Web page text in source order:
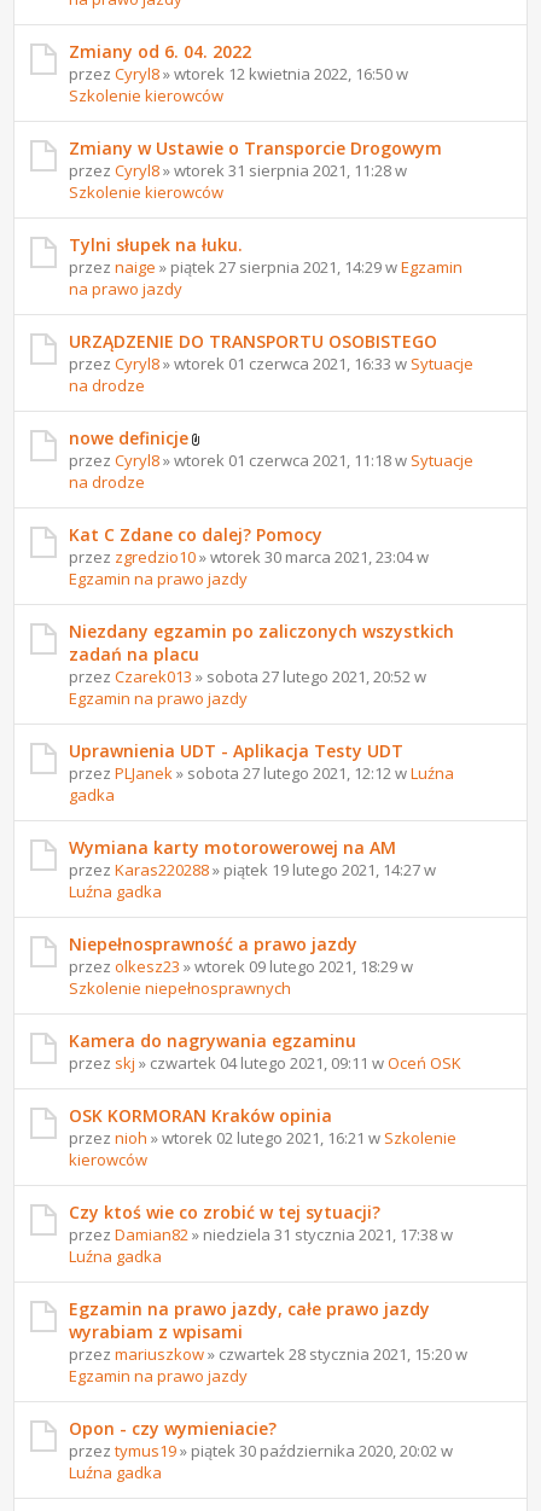
Zmiany od 6. 04. 2022
przezCyryl8» wtorek 12 kwietnia 2022, 16:50 w
Szkolenie kierowców
Zmiany w Ustawie o Transporcie Drogowym
przezCyryl8» wtorek 31 sierpnia 2021, 11:28 w
Szkolenie kierowców
Tylni słupek na łuku.
przeznaige » piątek 27 sierpnia 2021, 14:29 wEgzamin
na prawo jazdy
URZĄDZENIE DO TRANSPORTU OSOBISTEGO
przezCyryl8» wtorek 01 czerwca 2021, 16:33 w Sytuacje
na drodze
nowe definicje
przezCyryl8» wtorek 01 czerwca 2021, 11:18 w Sytuacje
na drodze
Kat C Zdane co dalej? Pomocy
przez zgredzio10» wtorek 30 marca 2021, 23:04 w
Egzamin na prawo jazdy
Niezdany egzamin po zaliczonych wszystkich
zadań na placu
przezCzarek013 » sobota 27 lutego 2021, 20:52 w
Egzamin na prawo jazdy
Uprawnienia UDT - Aplikacja Testy UDT
przezPLJanek » sobota 27 lutego 2021, 12:12 wLuźna
gadka
Wymiana karty motorowerowej na AM
przezKaras220288» piątek 19 lutego 2021, 14:27 w
Luźna gadka
Niepełnosprawność a prawo jazdy
przezolkesz23 » wtorek 09 lutego 2021, 18:29 w
Szkolenie niepełnosprawnych
Kamera do nagrywania egzaminu
przez skj » czwartek 04 lutego 2021, 09:11 wOceń OSK
OSK KORMORAN Kraków opinia
przeznioh » wtorek 02 lutego 2021, 16:21 w Szkolenie
kierowców
Czy ktoś wie co zrobić w tej sytuacji?
przezDamian82 » niedziela 31 stycznia 2021, 17:38 w
Luźna gadka
Egzamin na prawo jazdy, całe prawo jazdy
wyrabiam z wpisami
przezmariuszkow» czwartek 28 stycznia 2021, 15:20 w
Egzamin na prawo jazdy
Opon - czy wymieniacie?
przeztymus19» piątek 30 października 2020, 20:02 w
Luźna gadka